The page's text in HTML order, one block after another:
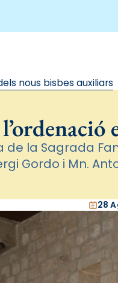
nous bisbes auxiliars
de la Sagrada
Gordo i Mn.
28